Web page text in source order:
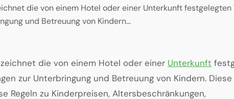
die von einem Hotel oder einer Unterkunft festgelegten
und Betreuung von Kindern…
die von einem Hotel oder einer Unterkunft
zur Unterbringung und Betreuung von Kindern.
Regeln zu Kinderpreisen, Altersbeschränkungen,